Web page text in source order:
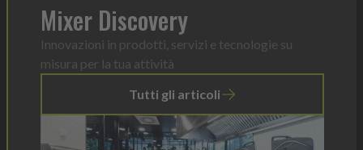
Mixer Discovery
Innovazioni in prodotti, servizi e tecnologie su
misura per la tua attività
Tutti gli articoli